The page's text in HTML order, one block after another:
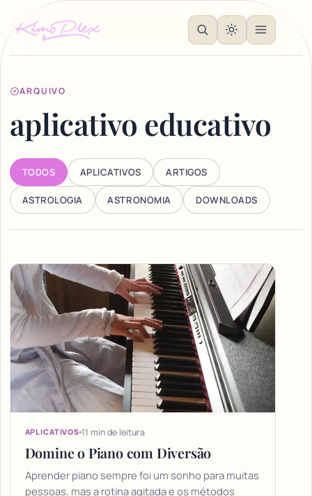
ARQUIVO
aplicativo educativo
TODOS APLICATIVOS ARTIGOS
ASTROLOGIA ASTRONOMIA DOWNLOADS
Articles
APLICATIVOS 11 min de leitura
Domine o Piano com Diversão
Aprender piano sempre foi um sonho para muitas
pessoas, mas a rotina agitada e os métodos